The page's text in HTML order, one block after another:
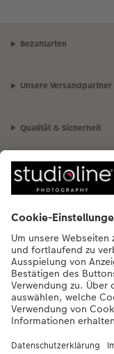
Bezahlarten
Unsere Versandpartner
Qualität & Sicherheit
Nachhaltigkeit bei CEWE
Mein Fotoservice
Informationen
Sortiment